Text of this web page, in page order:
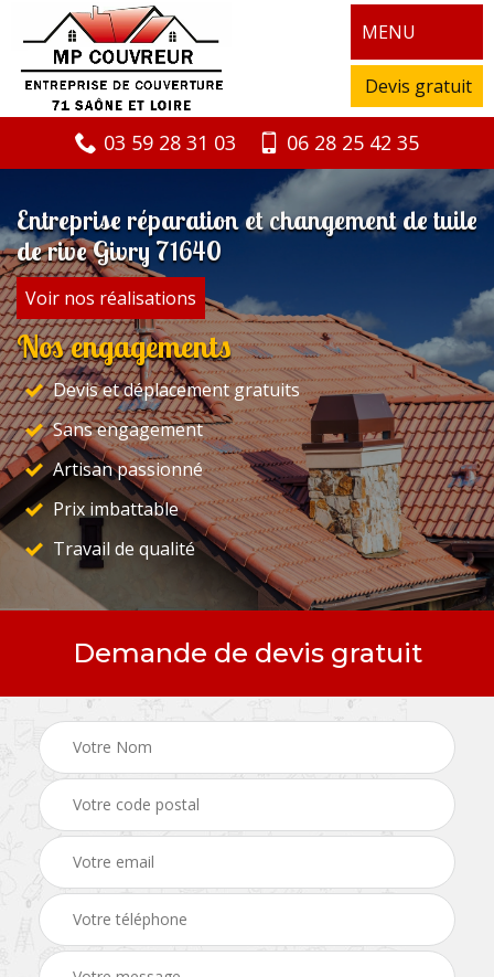
MENU
Devis gratuit
03 59 28 31 03 06 28 25 42 35
Entreprise réparation et changement de tuile
de rive Givry 71640
Voir nos réalisations
Nos engagements
Devis et déplacement gratuits
Sans engagement
Artisan passionné
Prix imbattable
Travail de qualité
Demande de devis gratuit